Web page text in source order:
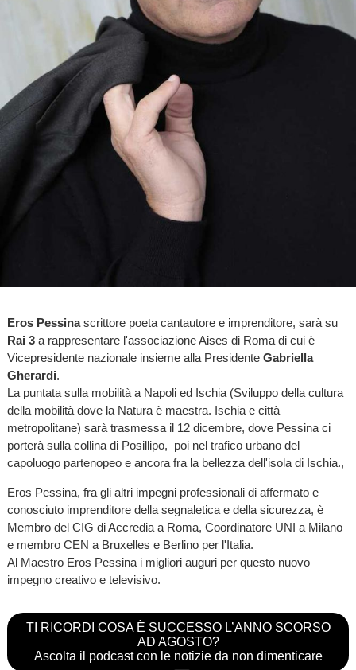
Eros Pessinascrittore poeta cantautore e imprenditore, sarà su
Rai 3 a rappresentare l'associazione Aises di Roma di cui è
Vicepresidente nazionale insieme alla Presidente Gabriella
Gherardi.
La puntata sulla mobilità a Napoli ed Ischia (Sviluppo della cultura
della mobilità dove la Natura è maestra. Ischia e città
metropolitane) sarà trasmessa il 12 dicembre, dove Pessina ci
porterà sulla collina di Posillipo, poi nel trafico urbano del
capoluogo partenopeo e ancora fra la bellezza dell'isola di Ischia.,
Eros Pessina, fra gli altri impegni professionali di affermato e
conosciuto imprenditore della segnaletica e della sicurezza, è
Membro del CIG di Accredia a Roma, Coordinatore UNI a Milano
e membro CEN a Bruxelles e Berlino per l'Italia.
Al Maestro Eros Pessina i migliori auguri per questo nuovo
impegno creativo e televisivo.
TI RICORDI COSA È SUCCESSO L’ANNO SCORSO
AD AGOSTO?
Ascolta il podcast con le notizie da non dimenticare